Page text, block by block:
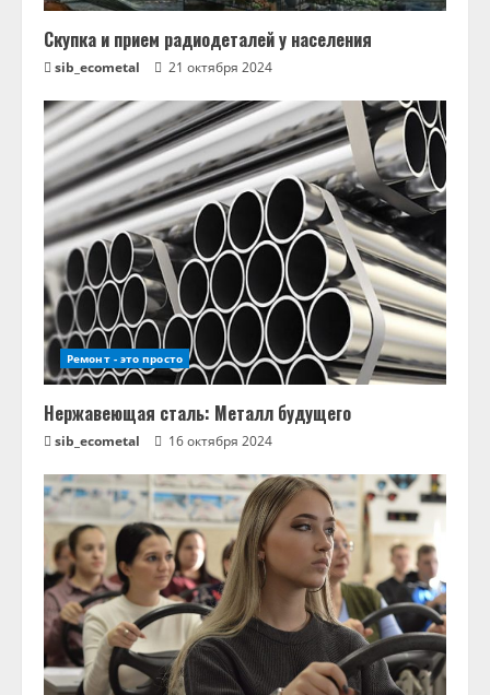
Скупка и прием радиодеталей у населения
sib_ecometal 21 октября 2024
Ремонт - это просто
Нержавеющая сталь: Металл будущего
sib_ecometal 16 октября 2024